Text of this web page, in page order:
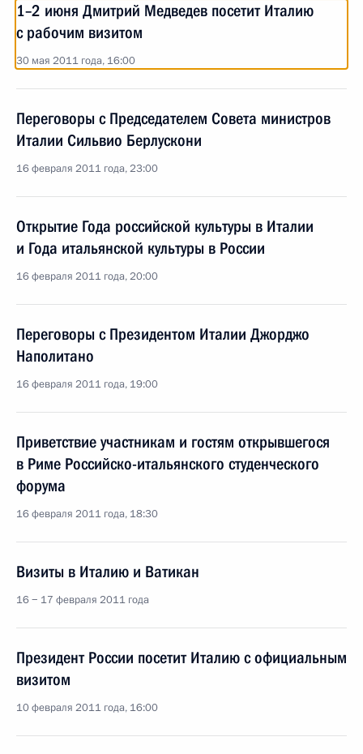
1–2 июня Дмитрий Медведев посетит Италию
с рабочим визитом
30 мая 2011 года, 16:00
Переговоры с Председателем Совета министров
Италии Сильвио Берлускони
16 февраля 2011 года, 23:00
Открытие Года российской культуры в Италии
и Года итальянской культуры в России
16 февраля 2011 года, 20:00
Переговоры с Президентом Италии Джорджо
Наполитано
16 февраля 2011 года, 19:00
Приветствие участникам и гостям открывшегося
в Риме Российско-итальянского студенческого
форума
16 февраля 2011 года, 18:30
Визиты в Италию и Ватикан
16 − 17 февраля 2011 года
Президент России посетит Италию с официальным
визитом
10 февраля 2011 года, 16:00